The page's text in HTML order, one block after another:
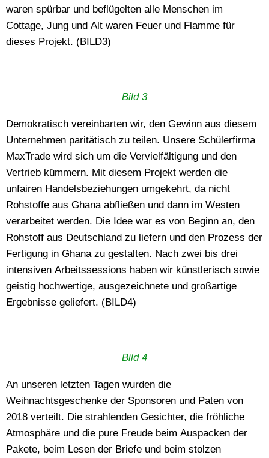
waren spürbar und beflügelten alle Menschen im
Cottage, Jung und Alt waren Feuer und Flamme für
dieses Projekt. (BILD3)
Bild 3
Demokratisch vereinbarten wir, den Gewinn aus diesem
Unternehmen paritätisch zu teilen. Unsere Schülerfirma
MaxTrade wird sich um die Vervielfältigung und den
Vertrieb kümmern. Mit diesem Projekt werden die
unfairen Handelsbeziehungen umgekehrt, da nicht
Rohstoffe aus Ghana abfließen und dann im Westen
verarbeitet werden. Die Idee war es von Beginn an, den
Rohstoff aus Deutschland zu liefern und den Prozess der
Fertigung in Ghana zu gestalten. Nach zwei bis drei
intensiven Arbeitssessions haben wir künstlerisch sowie
geistig hochwertige, ausgezeichnete und großartige
Ergebnisse geliefert. (BILD4)
Bild 4
An unseren letzten Tagen wurden die
Weihnachtsgeschenke der Sponsoren und Paten von
2018 verteilt. Die strahlenden Gesichter, die fröhliche
Atmosphäre und die pure Freude beim Auspacken der
Pakete, beim Lesen der Briefe und beim stolzen